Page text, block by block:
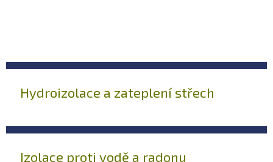
Hydroizolace a zateplení střech
Izolace proti vodě a radonu